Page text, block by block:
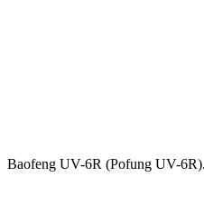
Baofeng UV-6R (Pofung UV-